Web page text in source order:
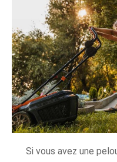
Si vous avez une